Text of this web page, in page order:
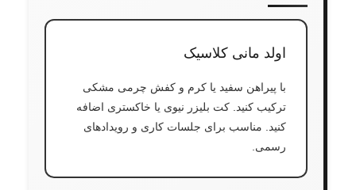
اولد مانی کلاسیک
با پیراهن سفید یا کرم و کفش چرمی مشکی
ترکیب کنید. کت بلیزر نیوی یا خاکستری اضافه
کنید. مناسب برای جلسات کاری و رویدادهای
رسمی.